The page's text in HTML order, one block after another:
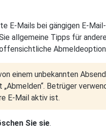
E-Mails bei gängigen E-
allgemeine Tipps für
einem unbekannten
Betrüger
E-Mail aktiv ist.
Sie sie.